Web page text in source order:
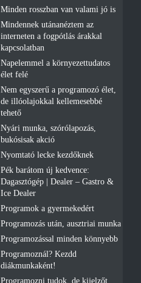
Minden rosszban van valami jó is
Mindennek utánanéztem az
interneten a fogpótlás árakkal
kapcsolatban
Napelemmel a környezettudatos
élet felé
Nem egyszerű a programozó élet,
de illóolajokkal kellemesebbé
tehető
Nyári munka, szórólapozás,
bukósisak akció
Nyomtató lecke kezdőknek
Pék barátom új kedvence:
Dagasztógép | Dealer – Gastro &
Ice Dealer
Programok a gyermekedért
Programozás után, ausztriai munka
Programozással minden könnyebb
Programoznál? Kezdd
diákmunkaként!
Programozni tudok, de kijelzőt